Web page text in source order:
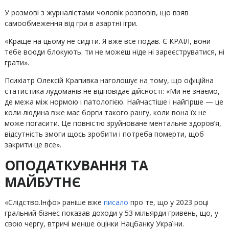
У розмові з журналістами чоловік розповів, що взяв
самообмеження від гри в азартні ігри.
«Краще на цьому не сидіти. Я вже все подав. Є КРАІЛ, вони
тебе всюди блокують: ти не можеш ніде ні зареєструватися, ні
грати».
Психіатр Олексій Крапивка наголошує на тому, що офіційна
статистика лудоманів не відповідає дійсності: «Ми не знаємо,
де межа між нормою і патологією. Найчастіше і найгірше — це
коли людина вже має борги такого рангу, коли вона їх не
може погасити. Це повністю зруйноване ментальне здоров’я,
відсутність змоги щось зробити і потреба померти, щоб
закрити це все».
ОПОДАТКУВАННЯ ТА
МАЙБУТНЄ
«Слідство.Інфо» раніше вже писало про те, що у 2023 році
гральний бізнес показав доходи у 53 мільярди гривень, що, у
свою чергу, втричі менше оцінки Нацбанку України.